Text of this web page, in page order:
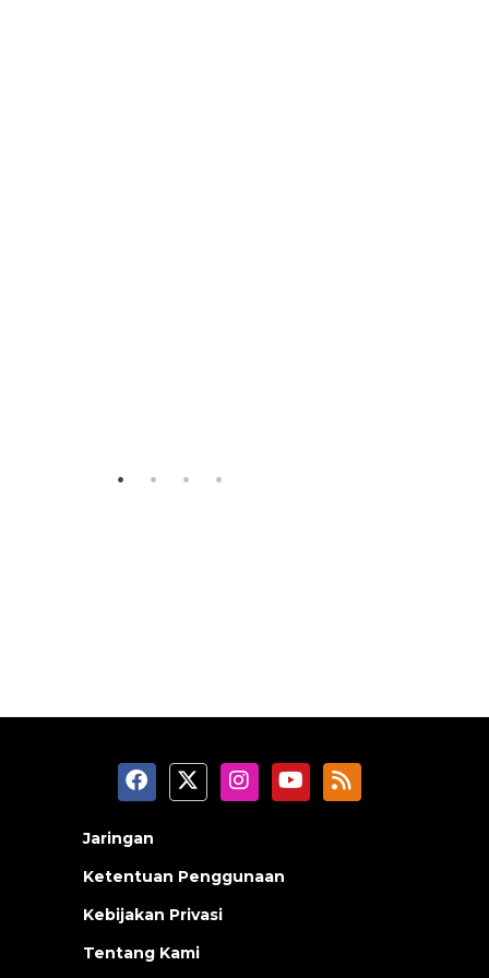
Jaringan
Ketentuan Penggunaan
Kebijakan Privasi
Tentang Kami